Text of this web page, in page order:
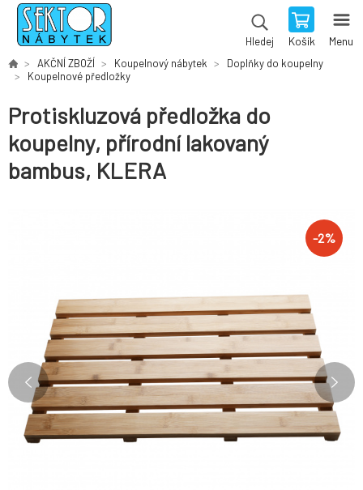
Hledej Košík Menu
AKČNÍ ZBOŽÍ Koupelnový nábytek
Doplňky do koupelny
Koupelnové předložky
Protiskluzová předložka do
koupelny, přírodní lakovaný
bambus, KLERA
-2%